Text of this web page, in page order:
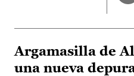
Argamasilla de
una nueva